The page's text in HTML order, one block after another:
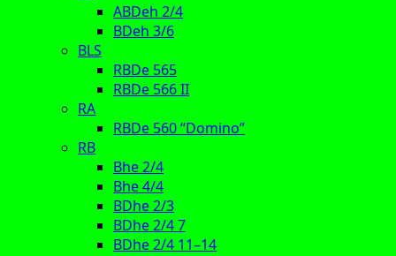
ABDeh 2/4
BDeh 3/6
BLS
RBDe 565
RBDe 566 II
RA
RBDe 560 “Domino”
RB
Bhe 2/4
Bhe 4/4
BDhe 2/3
BDhe 2/4 7
BDhe 2/4 11–14